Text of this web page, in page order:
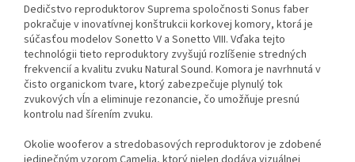
Dedičstvo reproduktorov Suprema spoločnosti Sonus faber
pokračuje v inovatívnej konštrukcii korkovej komory, ktorá je
súčasťou modelov Sonetto V a Sonetto VIII. Vďaka tejto
technológii tieto reproduktory zvyšujú rozlíšenie stredných
frekvencií a kvalitu zvuku Natural Sound. Komora je navrhnutá v
čisto organickom tvare, ktorý zabezpečuje plynulý tok
zvukových vĺn a eliminuje rezonancie, čo umožňuje presnú
kontrolu nad šírením zvuku.
Okolie wooferov a stredobasových reproduktorov je zdobené